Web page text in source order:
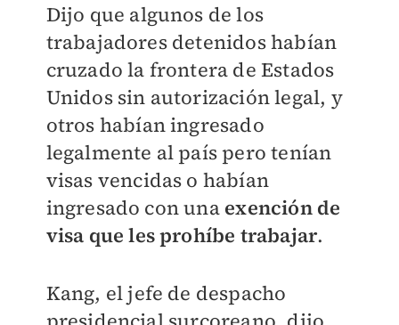
Dijo que algunos de los
trabajadores detenidos habían
cruzado la frontera de Estados
Unidos sin autorización legal, y
otros habían ingresado
legalmente al país pero tenían
visas vencidas o habían
ingresado con una exención de
visa que les prohíbe trabajar.
Kang, el jefe de despacho